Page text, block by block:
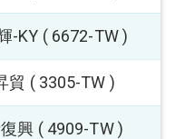
-KY ( 6672-TW )
貿 ( 3305-TW )
興 ( 4909-TW )